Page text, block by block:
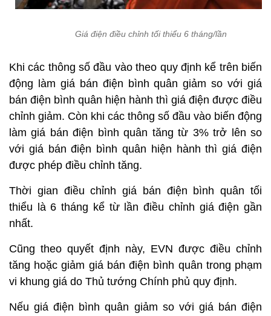
Giá điện điều chỉnh tối thiểu 6 tháng/lần
Khi các thông số đầu vào theo quy định kể trên biến
động làm giá bán điện bình quân giảm so với giá
bán điện bình quân hiện hành thì giá điện được điều
chỉnh giảm. Còn khi các thông số đầu vào biến động
làm giá bán điện bình quân tăng từ 3% trở lên so
với giá bán điện bình quân hiện hành thì giá điện
được phép điều chỉnh tăng.
Thời gian điều chỉnh giá bán điện bình quân tối
thiểu là 6 tháng kể từ lần điều chỉnh giá điện gần
nhất.
Cũng theo quyết định này, EVN được điều chỉnh
tăng hoặc giảm giá bán điện bình quân trong phạm
vi khung giá do Thủ tướng Chính phủ quy định.
Nếu giá điện bình quân giảm so với giá bán điện